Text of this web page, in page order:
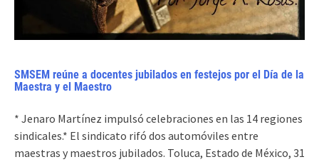
SMSEM reúne a docentes jubilados en festejos por el Día de la
Maestra y el Maestro
* Jenaro Martínez impulsó celebraciones en las 14 regiones
sindicales.* El sindicato rifó dos automóviles entre
maestras y maestros jubilados. Toluca, Estado de México, 31